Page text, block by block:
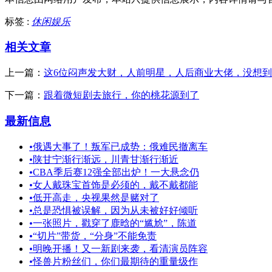
标签 : 休闲娱乐
相关文章
上一篇： 这6位闷声发大财，人前明星，人后商业大佬，没想
下一篇： 跟着微短剧去旅行，你的桃花源到了
最新信息
•俄遇大事了！叛军已成势：俄难民撤离车
•陕甘宁渐行渐远，川青甘渐行渐近
•CBA季后赛12强全部出炉！一大悬念仍
•女人戴珠宝首饰是必须的，戴不戴都能
•低开高走，央视果然是赌对了
•总是恐惧被误解，因为从未被好好倾听
•一张照片，戳穿了鹿晗的“尴尬”，陈道
•“切片”带货，“分身”不能免责
•明晚开播！又一新剧来袭，看清演员阵容
•怪兽片粉丝们，你们最期待的重量级作